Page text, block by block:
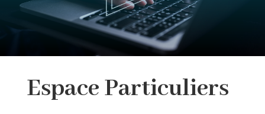
EspaceParticuliers